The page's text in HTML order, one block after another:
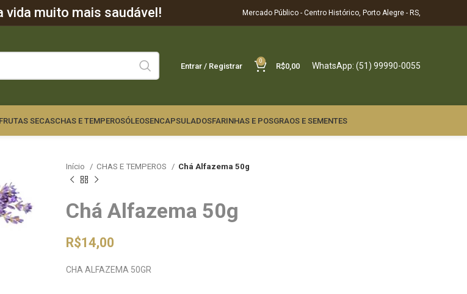
muito mais saudável! Mercado Público - Centro Histórico, Porto Alegre - RS,
Entrar / Registrar
0
R$0,00 WhatsApp: (51) 99990-0055
SECASCHAS E TEMPEROSÓLEOSENCAPSULADOSFARINHAS E POSGRAOS E SEMENTES
Início CHAS E TEMPEROS Chá Alfazema 50g
Chá Alfazema 50g
R$14,00
CHA ALFAZEMA 50GR